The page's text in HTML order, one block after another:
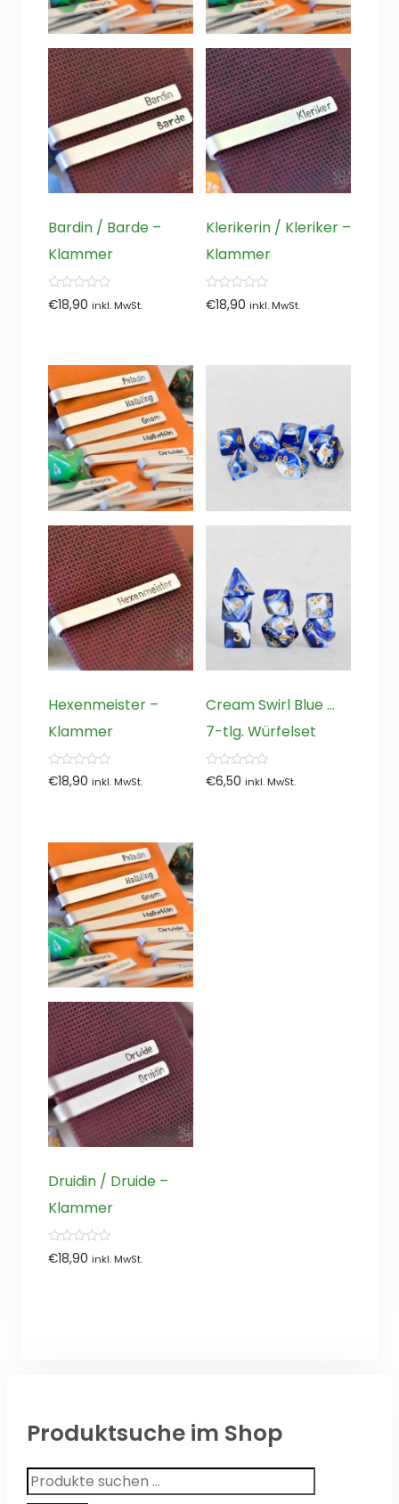
Bardin / Barde –
Klammer
0
von
€18,90 inkl. MwSt.
Klerikerin / Kleriker –
Klammer
0
von
€18,90 inkl. MwSt.
Hexenmeister –
Klammer
0
von
€18,90 inkl. MwSt.
Cream Swirl Blue …
7-tlg. Würfelset
0
von
€6,50 inkl. MwSt.
Druidin / Druide –
Klammer
0
von
€18,90 inkl. MwSt.
Produktsuche im Shop
Suchen